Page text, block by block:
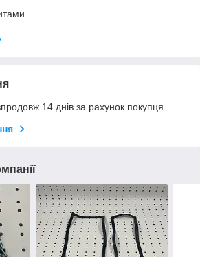
14 днів за рахунок покупця